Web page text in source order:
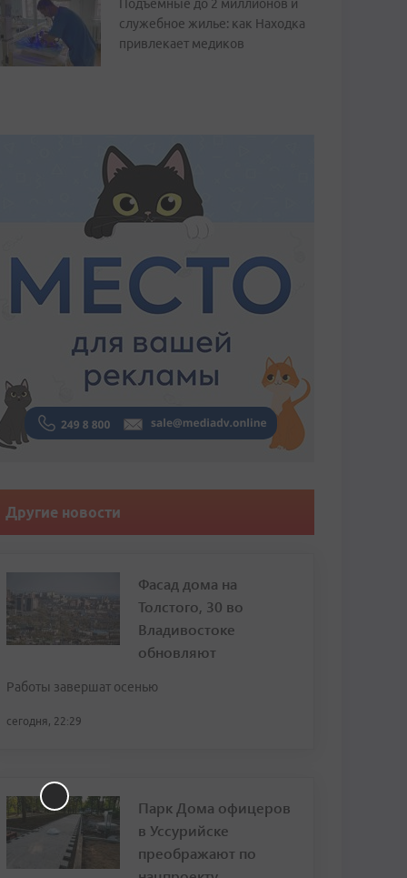
Подъемные до 2 миллионов и
служебное жилье: как Находка
привлекает медиков
Другие новости
Фасад дома на
Толстого, 30 во
Владивостоке
обновляют
Работы завершат осенью
сегодня, 22:29
Парк Дома офицеров
в Уссурийске
преображают по